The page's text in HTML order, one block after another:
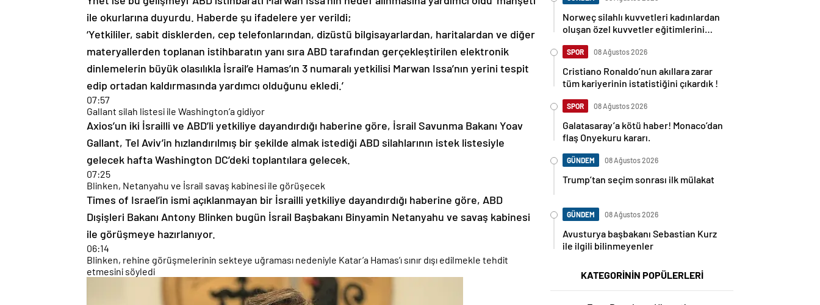
ile okurlarına duyurdu. Haberde şu ifadelere yer verildi;
‘Yetkililer, sabit disklerden, cep telefonlarından, dizüstü bilgisayarlardan, haritalardan ve diğer
materyallerden toplanan istihbaratın yanı sıra ABD tarafından gerçekleştirilen elektronik
dinlemelerin büyük olasılıkla İsrail’e Hamas’ın 3 numaralı yetkilisi Marwan Issa’nın yerini tespit
edip ortadan kaldırmasında yardımcı olduğunu ekledi.’
07:57
Gallant silah listesi ile Washington’a gidiyor
Axios’un iki İsrailli ve ABD’li yetkiliye dayandırdığı haberine göre, İsrail Savunma Bakanı Yoav
Gallant, Tel Aviv’in hızlandırılmış bir şekilde almak istediği ABD silahlarının istek listesiyle
gelecek hafta Washington DC’deki toplantılara gelecek.
07:25
Blinken, Netanyahu ve İsrail savaş kabinesi ile görüşecek
Times of Israel’in ismi açıklanmayan bir İsrailli yetkiliye dayandırdığı haberine göre, ABD
Dışişleri Bakanı Antony Blinken bugün İsrail Başbakanı Binyamin Netanyahu ve savaş kabinesi
ile görüşmeye hazırlanıyor.
06:14
Blinken, rehine görüşmelerinin sekteye uğraması nedeniyle Katar’a Hamas’ı sınır dışı edilmekle tehdit
etmesini söyledi
Norweç silahlı kuvvetleri kadınlardan
oluşan özel kuvvetler eğitimlerini
başlattı.
Cristiano Ronaldo’nun akıllara zarar
tüm kariyerinin istatistiğini çıkardık !
Galatasaray’a kötü haber! Monaco’dan
flaş Onyekuru kararı.
Trump’tan seçim sonrası ilk mülakat
Avusturya başbakanı Sebastian Kurz
ile ilgili bilinmeyenler